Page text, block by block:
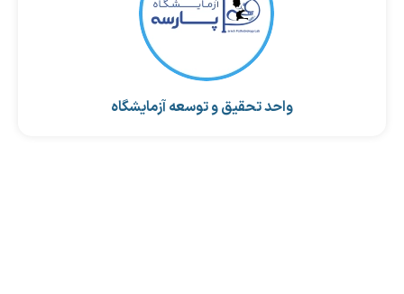
واحد تحقیق و توسعه آزمایشگاه